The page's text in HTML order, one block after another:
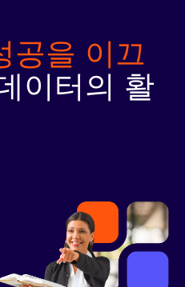
공을 이끄
이터의 활